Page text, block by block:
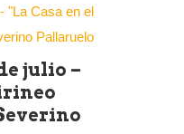
julio –